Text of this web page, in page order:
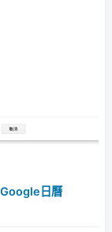
Google日曆